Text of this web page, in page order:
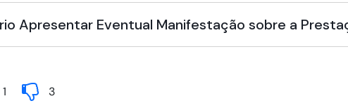
Apresentar Eventual Manifestação sobre a
1 3